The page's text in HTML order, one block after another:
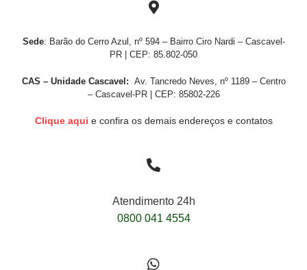
Sede: Barão do Cerro Azul, nº 594 – Bairro Ciro Nardi – Cascavel-
PR | CEP: 85.802-050
CAS – Unidade Cascavel: Av. Tancredo Neves, nº 1189 – Centro
– Cascavel-PR | CEP: 85802-226
Clique aqui e confira os demais endereços e contatos
Atendimento 24h
0800 041 4554